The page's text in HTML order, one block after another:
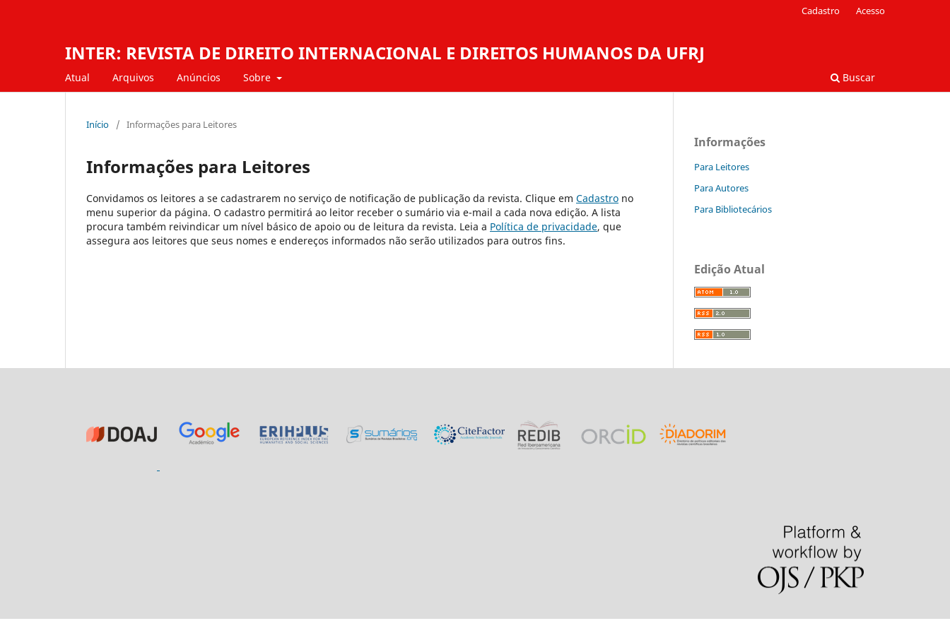
INTER: REVISTA DE DIREITO INTERNACIONAL E DIREITOS HUMANOS DA UFRJ
Atual Arquivos Anúncios Sobre Buscar
Cadastro Acesso
Início / Informações para Leitores
Informações para Leitores
Convidamos os leitores a se cadastrarem no serviço de notificação de publicação da revista. Clique em Cadastro no
menu superior da página. O cadastro permitirá ao leitor receber o sumário via e-mail a cada nova edição. A lista
procura também reivindicar um nível básico de apoio ou de leitura da revista. Leia a Política de privacidade, que
assegura aos leitores que seus nomes e endereços informados não serão utilizados para outros fins.
Informações
Para Leitores
Para Autores
Para Bibliotecários
Edição Atual